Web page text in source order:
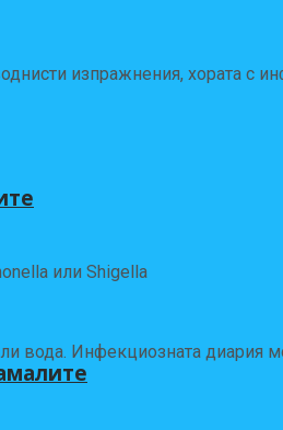
изпражнения, хората с
или Shigella
вода. Инфекциозната диария